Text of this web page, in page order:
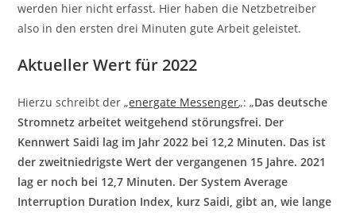
werden hier nicht erfasst. Hier haben die Netzbetreiber
also in den ersten drei Minuten gute Arbeit geleistet.
Aktueller Wert für 2022
Hierzu schreibt der „energate Messenger„: „Das deutsche
Stromnetz arbeitet weitgehend störungsfrei. Der
Kennwert Saidi lag im Jahr 2022 bei 12,2 Minuten. Das ist
der zweitniedrigste Wert der vergangenen 15 Jahre. 2021
lag er noch bei 12,7 Minuten. Der System Average
Interruption Duration Index, kurz Saidi, gibt an, wie lange